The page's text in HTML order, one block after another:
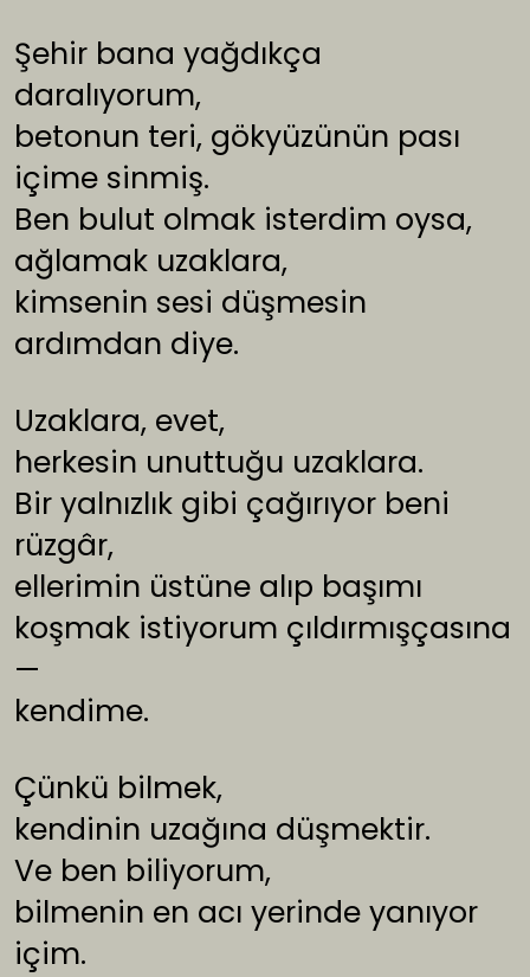
Şehir bana yağdıkça
daralıyorum,
betonun teri, gökyüzünün pası
içime sinmiş.
Ben bulut olmak isterdim oysa,
ağlamak uzaklara,
kimsenin sesi düşmesin
ardımdan diye.
Uzaklara, evet,
herkesin unuttuğu uzaklara.
Bir yalnızlık gibi çağırıyor beni
rüzgâr,
ellerimin üstüne alıp başımı
koşmak istiyorum çıldırmışçasına
—
kendime.
Çünkü bilmek,
kendinin uzağına düşmektir.
Ve ben biliyorum,
bilmenin en acı yerinde yanıyor
içim.